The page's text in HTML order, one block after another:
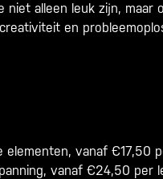
alleen leuk zijn, maar
en
vanaf €17,50
vanaf €24,50 per